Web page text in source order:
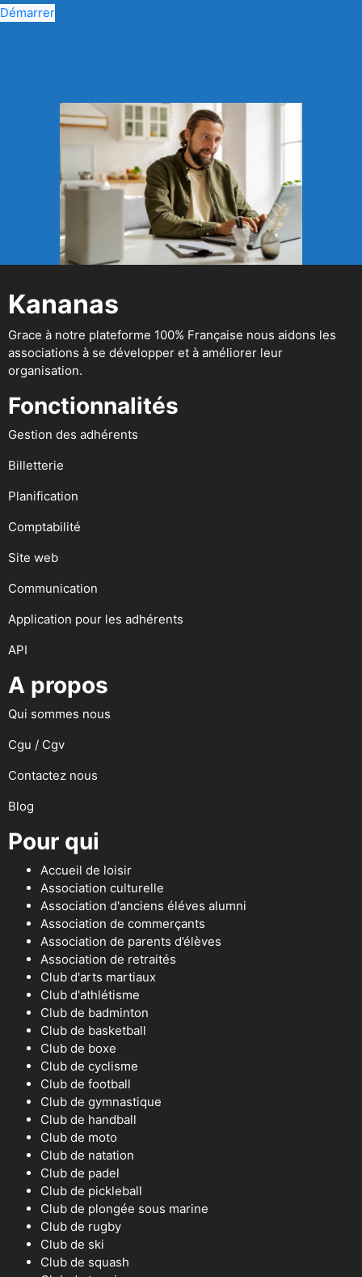
Démarrer
Kananas
Grace à notre plateforme 100% Française nous aidons les
associations à se développer et à améliorer leur
organisation.
Fonctionnalités
Gestion des adhérents
Billetterie
Planification
Comptabilité
Site web
Communication
Application pour les adhérents
API
A propos
Qui sommes nous
Cgu / Cgv
Contactez nous
Blog
Pour qui
Accueil de loisir
Association culturelle
Association d'anciens éléves alumni
Association de commerçants
Association de parents d’élèves
Association de retraités
Club d'arts martiaux
Club d'athlétisme
Club de badminton
Club de basketball
Club de boxe
Club de cyclisme
Club de football
Club de gymnastique
Club de handball
Club de moto
Club de natation
Club de padel
Club de pickleball
Club de plongée sous marine
Club de rugby
Club de ski
Club de squash